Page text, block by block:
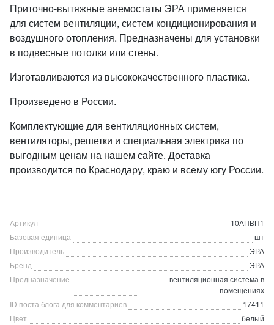
Приточно-вытяжные анемостаты ЭРА применяется
для систем вентиляции, систем кондиционирования и
воздушного отопления. Предназначены для установки
в подвесные потолки или стены.
Изготавливаются из высококачественного пластика.
Произведено в России.
Комплектующие для вентиляционных систем,
вентиляторы, решетки и специальная электрика по
выгодным ценам на нашем сайте. Доставка
производится по Краснодару, краю и всему югу России.
Артикул
10АПВП1
Базовая единица
шт
Производитель
ЭРА
Бренд
ЭРА
Предназначение
вентиляционная система в
помещениях
ID поста блога для комментариев
17411
Цвет
белый